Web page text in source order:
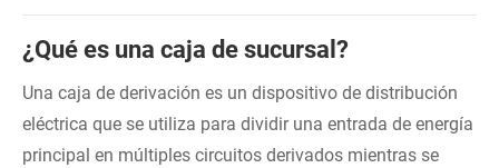
¿Qué es una caja de sucursal?
Una caja de derivación es un dispositivo de distribución
eléctrica que se utiliza para dividir una entrada de energía
principal en múltiples circuitos derivados mientras se